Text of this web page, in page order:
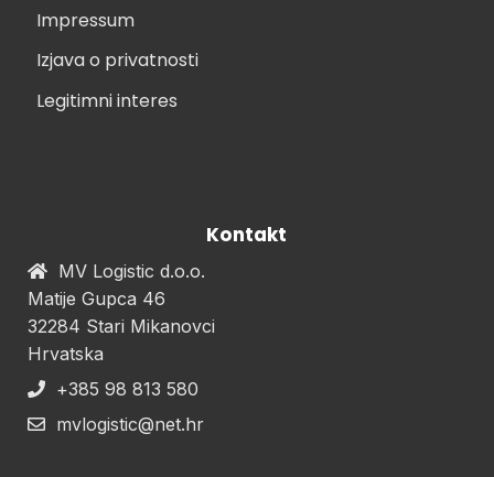
Impressum
Izjava o privatnosti
Legitimni interes
Kontakt
MV Logistic d.o.o.
Matije Gupca 46
32284 Stari Mikanovci
Hrvatska
+385 98 813 580
mvlogistic@net.hr